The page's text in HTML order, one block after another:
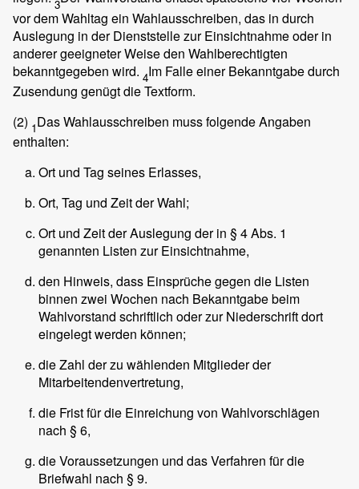
3
vor dem Wahltag ein Wahlausschreiben, das in durch
Auslegung in der Dienststelle zur Einsichtnahme oder in
anderer geeigneter Weise den Wahlberechtigten
bekanntgegeben wird. 4Im Falle einer Bekanntgabe durch
Zusendung genügt die Textform.
(2) 1Das Wahlausschreiben muss folgende Angaben
enthalten:
Ort und Tag seines Erlasses,
Ort, Tag und Zeit der Wahl;
Ort und Zeit der Auslegung der in § 4 Abs. 1
genannten Listen zur Einsichtnahme,
den Hinweis, dass Einsprüche gegen die Listen
binnen zwei Wochen nach Bekanntgabe beim
Wahlvorstand schriftlich oder zur Niederschrift dort
eingelegt werden können;
die Zahl der zu wählenden Mitglieder der
Mitarbeitendenvertretung,
die Frist für die Einreichung von Wahlvorschlägen
nach § 6,
die Voraussetzungen und das Verfahren für die
Briefwahl nach § 9.